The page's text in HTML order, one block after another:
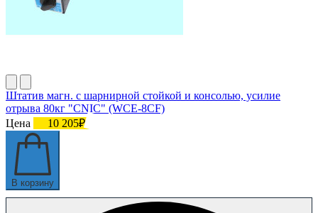
Штатив магн. с шарнирной стойкой и консолью, усилие
отрыва 80кг "CNIC" (WCE-8CF)
Цена
10 205₽
В корзину